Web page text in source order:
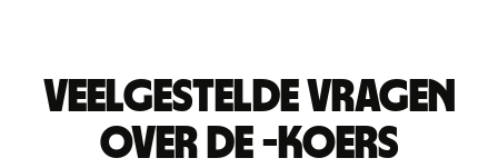
Veelgestelde vragen
over de -koers